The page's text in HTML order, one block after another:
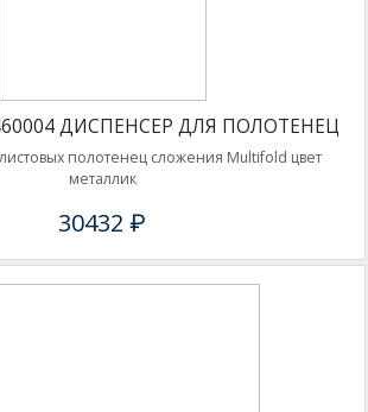
460004 ДИСПЕНСЕР ДЛЯ ПОЛОТЕНЕЦ
полотенец сложения Multifold цвет
металлик
30432 ₽